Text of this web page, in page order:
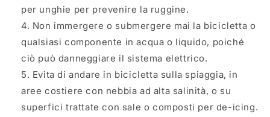
per unghie per prevenire la ruggine.
Non immergere o submergere mai la bicicletta o
qualsiasi componente in acqua o liquido, poiché
ciò può danneggiare il sistema elettrico.
Evita di andare in bicicletta sulla spiaggia, in
aree costiere con nebbia ad alta salinità, o su
superfici trattate con sale o composti per de-icing.